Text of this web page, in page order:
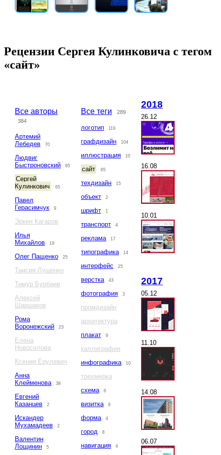
Рецензии Сергея Кулинковича с тегом
«сайт»
Все авторы
384
Артемий
Лебедев
70
Людвиг
Быстроновский
95
Сергей
Кулинкович
65
Павел
Герасимчук
9
Эркен Кагаров
Илья
Михайлов
19
Олег Пащенко 25
Таисия Лушенко
Тимур Бурбаев
Алексей
Шаршаков
Рома
Воронежский
23
Елена
Новоселова
Ксения Ерулевич
Анна
Клейменова
38
Евгений
Казанцев
2
Искандер
Мухамадеев
2
Валентин
Лощинин
5
Все теги 289
логотип 119
графдизайн 104
иллюстрация 10
сайт 65
техдизайн 15
объект 2
шрифт 1
транспорт 4
реклама 17
типографика 14
интерфейс 25
верстка 43
фотография 3
промдизайн
архитектура
плакат
9
каллиграфия
инфографика
10
трехмерка
схема
6
визитка 8
форма 4
город 8
навигация 4
2018
26.12
16.08
10.01
2017
05.12
11.10
14.08
06.07